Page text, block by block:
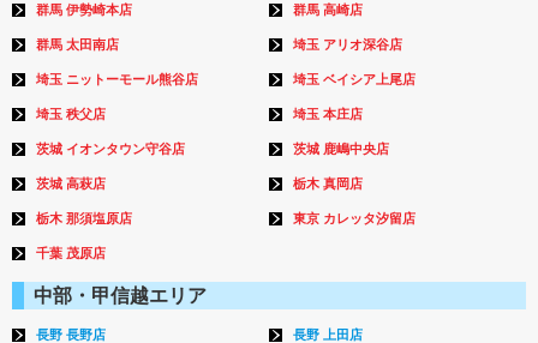
群馬 伊勢崎本店 群馬 高崎店
群馬 太田南店 埼玉 アリオ深谷店
埼玉 ニットーモール熊谷店 埼玉 ベイシア上尾店
埼玉 秩父店 埼玉 本庄店
茨城 イオンタウン守谷店 茨城 鹿嶋中央店
茨城 高萩店 栃木 真岡店
栃木 那須塩原店 東京 カレッタ汐留店
千葉 茂原店
中部・甲信越エリア
長野 長野店 長野 上田店